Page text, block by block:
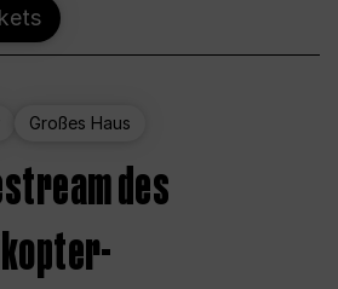
Großes Haus
des